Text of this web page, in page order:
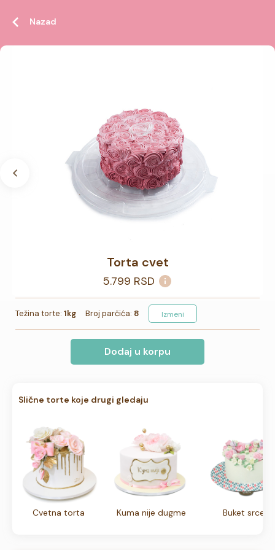
Nazad
Torta cvet
5.799 RSD
Težina torte: 1kg Broj parčića: 8 Izmeni
Dodaj u korpu
Slične torte koje drugi gledaju
Cvetna torta Kuma nije dugme Buket srce